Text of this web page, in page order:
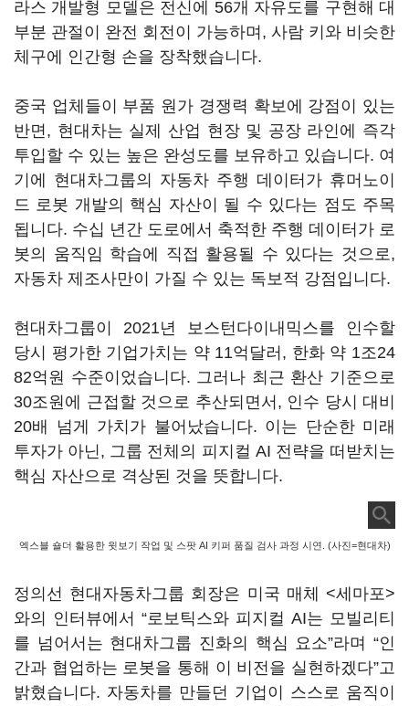
라스 개발형 모델은 전신에 56개 자유도를 구현해 대
부분 관절이 완전 회전이 가능하며, 사람 키와 비슷한
체구에 인간형 손을 장착했습니다.
중국 업체들이 부품 원가 경쟁력 확보에 강점이 있는
반면, 현대차는 실제 산업 현장 및 공장 라인에 즉각
투입할 수 있는 높은 완성도를 보유하고 있습니다. 여
기에 현대차그룹의 자동차 주행 데이터가 휴머노이
드 로봇 개발의 핵심 자산이 될 수 있다는 점도 주목
됩니다. 수십 년간 도로에서 축적한 주행 데이터가 로
봇의 움직임 학습에 직접 활용될 수 있다는 것으로,
자동차 제조사만이 가질 수 있는 독보적 강점입니다.
현대차그룹이 2021년 보스턴다이내믹스를 인수할
당시 평가한 기업가치는 약 11억달러, 한화 약 1조24
82억원 수준이었습니다. 그러나 최근 환산 기준으로
30조원에 근접할 것으로 추산되면서, 인수 당시 대비
20배 넘게 가치가 불어났습니다. 이는 단순한 미래
투자가 아닌, 그룹 전체의 피지컬 AI 전략을 떠받치는
핵심 자산으로 격상된 것을 뜻합니다.
엑스블 숄더 활용한 윗보기 작업 및 스팟 AI 키퍼 품질 검사 과정 시연. (사진=현대차)
정의선 현대자동차그룹 회장은 미국 매체 <세마포>
와의 인터뷰에서 “로보틱스와 피지컬 AI는 모빌리티
를 넘어서는 현대차그룹 진화의 핵심 요소”라며 “인
간과 협업하는 로봇을 통해 이 비전을 실현하겠다”고
밝혔습니다. 자동차를 만들던 기업이 스스로 움직이